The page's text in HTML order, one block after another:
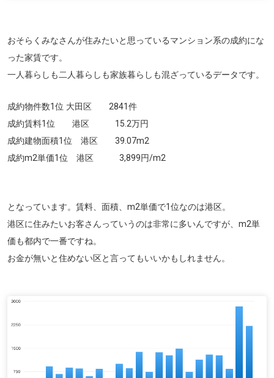
おそらくみなさんが住みたいと思っているマンション系の成約にな
った家賃です。
一人暮らしも二人暮らしも家族暮らしも混ざっているデータです。
成約物件数1位 大田区 2841件
成約賃料1位 港区 15.2万円
成約建物面積1位 港区 39.07m2
成約m2単価1位 港区 3,899円/m2
となっています。賃料、面積、m2単価で1位なのは港区。
港区に住みたいお客さんっていうのは非常に多いんですが、m2単
価も都内で一番ですね。
お金が無いと住めない区と言ってもいいかもしれません。